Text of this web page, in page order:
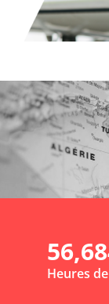
Heures